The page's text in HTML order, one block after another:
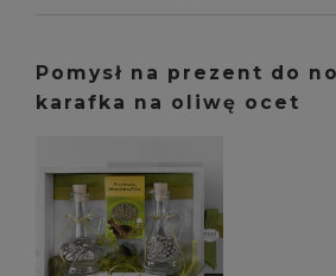
Pomysł na prezent do
karafka na oliwę ocet